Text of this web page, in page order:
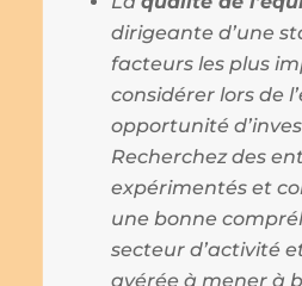
dirigeante d’une
facteurs les plus
considérer lors de
opportunité
Recherchez des
expérimentés et
une bonne
secteur d’activité
avérée à mener à